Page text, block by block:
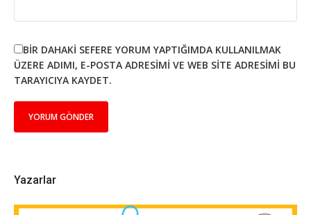
BIR DAHAKI SEFERE YORUM YAPTIĞIMDA KULLANILMAK
ÜZERE ADIMI, E-POSTA ADRESIMI VE WEB SITE ADRESIMI BU
TARAYICIYA KAYDET.
Yazarlar